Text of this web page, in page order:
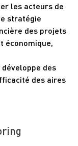
les acteurs de
stratégie
des projets
économique,
des
des aires